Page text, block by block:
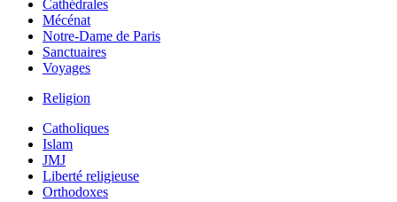
Cathédrales
Mécénat
Notre-Dame de Paris
Sanctuaires
Voyages
Religion
Catholiques
Islam
JMJ
Liberté religieuse
Orthodoxes